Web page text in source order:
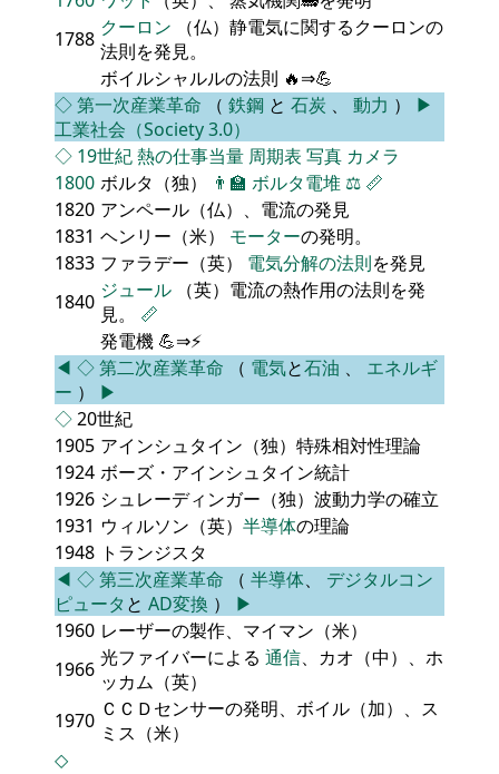
1788 クーロン （仏）静電気に関するクーロンの
法則を発見。
ボイルシャルルの法則 🔥⇒💪
◇第一次産業革命 （ 鉄鋼 と 石炭 、 動力 ） ▶
工業社会（Society 3.0）
◇ 19世紀熱の仕事当量 周期表 写真 カメラ
1800 ボルタ（独） 👨‍🏫 ボルタ電堆 ⚖️ 📏
1820 アンペール（仏）、電流の発見
1831 ヘンリー（米） モーターの発明。
1833 ファラデー（英） 電気分解の法則を発見
1840 ジュール （英）電流の熱作用の法則を発
見。 📏
発電機 💪⇒⚡
◀ ◇第二次産業革命 （ 電気と石油 、 エネルギ
ー ） ▶
◇20世紀
1905 アインシュタイン（独）特殊相対性理論
1924 ボーズ・アインシュタイン統計
1926 シュレーディンガー（独）波動力学の確立
1931 ウィルソン（英） 半導体の理論
1948 トランジスタ
◀ ◇第三次産業革命 （ 半導体、 デジタルコン
ピュータ と AD変換 ） ▶
1960 レーザーの製作、マイマン（米）
1966 光ファイバーによる 通信、カオ（中）、ホ
ッカム（英）
1970 ＣＣＤセンサーの発明、ボイル（加）、ス
ミス（米）
◇